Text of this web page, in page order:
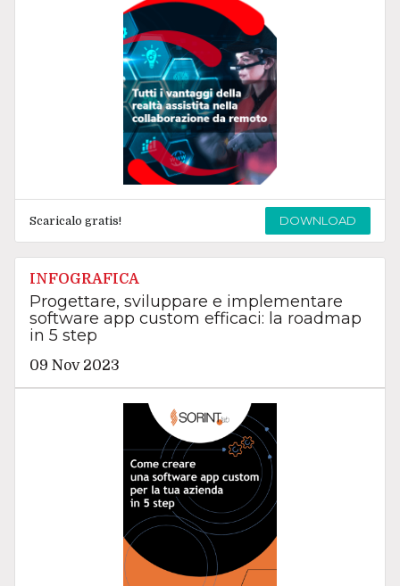
Scaricalo gratis! DOWNLOAD
INFOGRAFICA
Progettare, sviluppare e implementare
software app custom efficaci: la roadmap
in 5 step
09 Nov 2023